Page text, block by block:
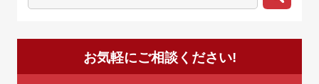
お気軽にご相談ください!